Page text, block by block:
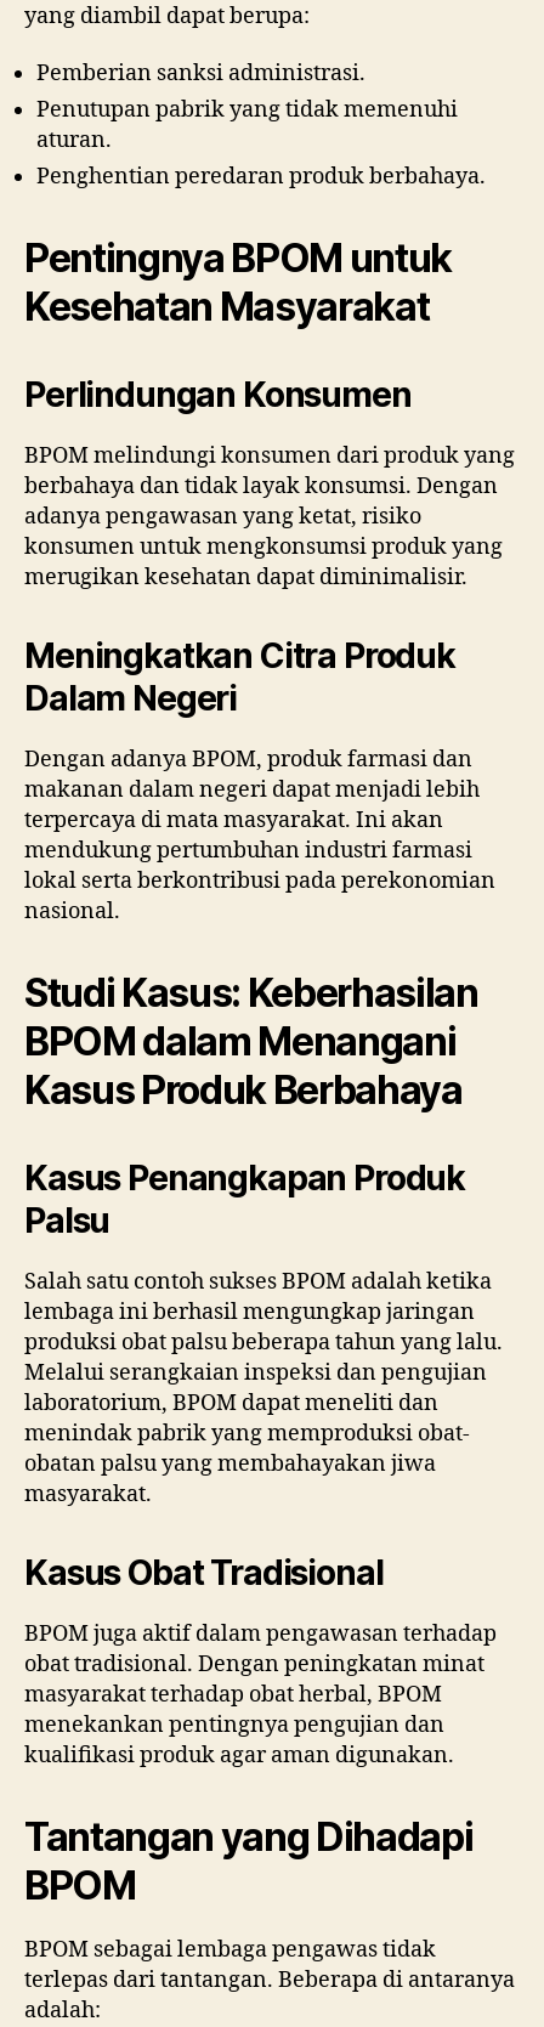
yang diambil dapat berupa:
Pemberian sanksi administrasi.
Penutupan pabrik yang tidak memenuhi
aturan.
Penghentian peredaran produk berbahaya.
Pentingnya BPOM untuk
Kesehatan Masyarakat
Perlindungan Konsumen
BPOM melindungi konsumen dari produk yang
berbahaya dan tidak layak konsumsi. Dengan
adanya pengawasan yang ketat, risiko
konsumen untuk mengkonsumsi produk yang
merugikan kesehatan dapat diminimalisir.
Meningkatkan Citra Produk
Dalam Negeri
Dengan adanya BPOM, produk farmasi dan
makanan dalam negeri dapat menjadi lebih
terpercaya di mata masyarakat. Ini akan
mendukung pertumbuhan industri farmasi
lokal serta berkontribusi pada perekonomian
nasional.
Studi Kasus: Keberhasilan
BPOM dalam Menangani
Kasus Produk Berbahaya
Kasus Penangkapan Produk
Palsu
Salah satu contoh sukses BPOM adalah ketika
lembaga ini berhasil mengungkap jaringan
produksi obat palsu beberapa tahun yang lalu.
Melalui serangkaian inspeksi dan pengujian
laboratorium, BPOM dapat meneliti dan
menindak pabrik yang memproduksi obat-
obatan palsu yang membahayakan jiwa
masyarakat.
Kasus Obat Tradisional
BPOM juga aktif dalam pengawasan terhadap
obat tradisional. Dengan peningkatan minat
masyarakat terhadap obat herbal, BPOM
menekankan pentingnya pengujian dan
kualifikasi produk agar aman digunakan.
Tantangan yang Dihadapi
BPOM
BPOM sebagai lembaga pengawas tidak
terlepas dari tantangan. Beberapa di antaranya
adalah: